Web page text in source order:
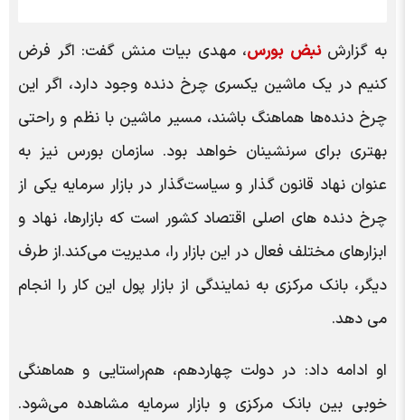
به گزارشنبض بورس، مهدی بیات منش گفت: اگر فرض
کنیم در یک ماشین یکسری چرخ دنده وجود دارد، اگر این
چرخ دنده‌ها هماهنگ باشند، مسیر ماشین با نظم و راحتی
بهتری برای سرنشینان خواهد بود. سازمان بورس نیز به
عنوان نهاد قانون گذار و سیاست‌گذار در بازار سرمایه یکی از
چرخ دنده های اصلی اقتصاد کشور است که بازارها، نهاد و
ابزارهای مختلف فعال در این بازار را، مدیریت می‌کند.از طرف
دیگر، بانک مرکزی به نمایندگی از بازار پول این کار را انجام
می دهد.
او ادامه داد: در دولت چهاردهم، هم‌راستایی و هماهنگی
خوبی بین بانک مرکزی و بازار سرمایه مشاهده می‌شود.